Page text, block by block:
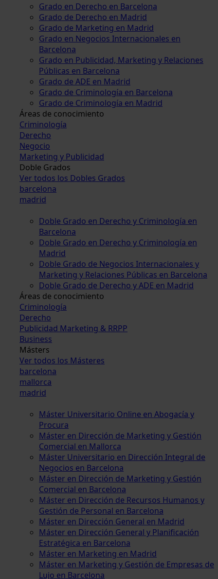
Grado en Derecho en Barcelona
Grado de Derecho en Madrid
Grado de Marketing en Madrid
Grado en Negocios Internacionales en
Barcelona
Grado en Publicidad, Marketing y Relaciones
Públicas en Barcelona
Grado de ADE en Madrid
Grado de Criminología en Barcelona
Grado de Criminología en Madrid
Áreas de conocimiento
Criminología
Derecho
Negocio
Marketing y Publicidad
Doble Grados
Ver todos los Dobles Grados
barcelona
madrid
Doble Grado en Derecho y Criminología en
Barcelona
Doble Grado en Derecho y Criminología en
Madrid
Doble Grado de Negocios Internacionales y
Marketing y Relaciones Públicas en Barcelona
Doble Grado de Derecho y ADE en Madrid
Áreas de conocimiento
Criminología
Derecho
Publicidad Marketing & RRPP
Business
Másters
Ver todos los Másteres
barcelona
mallorca
madrid
Máster Universitario Online en Abogacía y
Procura
Máster en Dirección de Marketing y Gestión
Comercial en Mallorca
Máster Universitario en Dirección Integral de
Negocios en Barcelona
Máster en Dirección de Marketing y Gestión
Comercial en Barcelona
Máster en Dirección de Recursos Humanos y
Gestión de Personal en Barcelona
Máster en Dirección General en Madrid
Máster en Dirección General y Planificación
Estratégica en Barcelona
Máster en Marketing en Madrid
Máster en Marketing y Gestión de Empresas de
Lujo en Barcelona